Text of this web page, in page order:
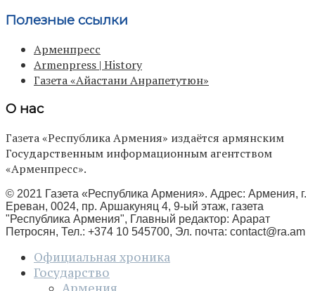
Полезные ссылки
Арменпресс
Armenpress | History
Газета «Айастани Анрапетутюн»
О нас
Газета «Республика Армения» издаётся армянским
Государственным информационным агентством
«Арменпресс».
© 2021 Газета «Республика Армения». Адрес: Армения, г.
Ереван, 0024, пр. Аршакуняц 4, 9-ый этаж, газета
"Республика Армения", Главный редактор: Арарат
Петросян, Тел.: +374 10 545700, Эл. почта: contact@ra.am
Официальная хроника
Государство